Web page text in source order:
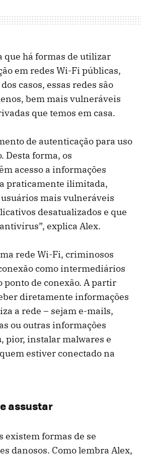
que há formas de utilizar
em redes Wi-Fi públicas,
casos, essas redes são
bem mais vulneráveis
que temos em casa.
de autenticação para uso
Desta forma, os
acesso a informações
praticamente ilimitada,
mais vulneráveis
desatualizados e que
explica Alex.
rede Wi-Fi, criminosos
como intermediários
ponto de conexão. A partir
diretamente informações
a rede – sejam e-mails,
ou outras informações
pior, instalar malwares e
estiver conectado na
assustar
existem formas de se
danosos. Como lembra Alex,